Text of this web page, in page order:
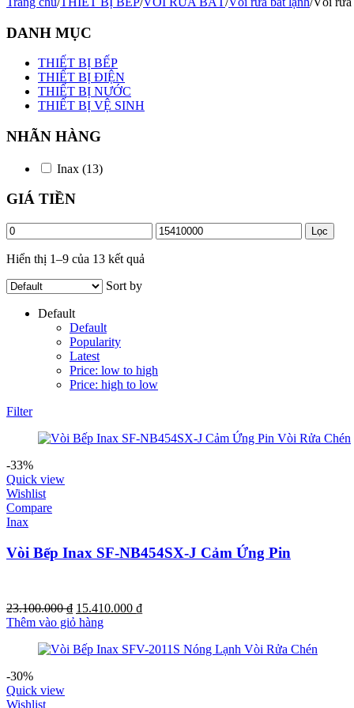
DANH MỤC
THIẾT BỊ BẾP
THIẾT BỊ ĐIỆN
THIẾT BỊ NƯỚC
THIẾT BỊ VỆ SINH
NHÃN HÀNG
Inax (13)
GIÁ TIỀN
Giá
tối
thiểu
Giá
tối
Lọc
Hiển thị 1–9 của 13 kết quả
Sort by
Default
Default
Popularity
Latest
Price: low to high
Price: high to low
Filter
-33%
Quick view
Wishlist
Compare
Inax
Vòi Bếp Inax SF-NB454SX-J Cảm Ứng Pin
23.100.000₫ Giá
gốc
23.100.000 ₫.
15.410.000 ₫Giá
là:
Thêm vào giỏ hàng
-30%
Quick view
Wishlist